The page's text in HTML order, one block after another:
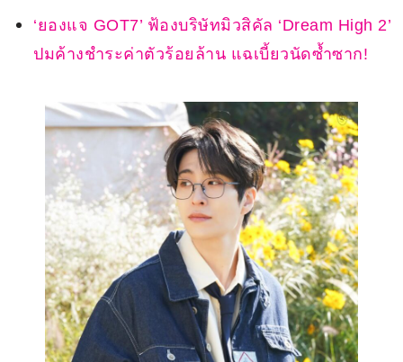
‘ยองแจ GOT7’ ฟ้องบริษัทมิวสิคัล ‘Dream High 2’
ปมค้างชำระค่าตัวร้อยล้าน แฉเบี้ยวนัดซ้ำซาก!